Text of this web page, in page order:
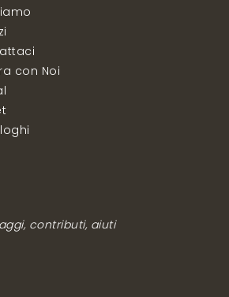
con Noi
contributi, aiuti